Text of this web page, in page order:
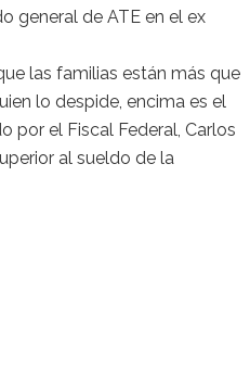
general de ATE en el ex
las familias están más que
lo despide, encima es el
por el Fiscal Federal, Carlos
al sueldo de la